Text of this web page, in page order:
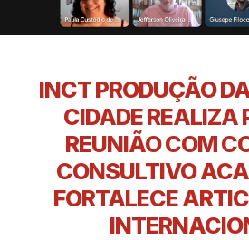
INCT PRODUÇÃO
CIDADE REALIZA
REUNIÃO COM
CONSULTIVO
FORTALECE